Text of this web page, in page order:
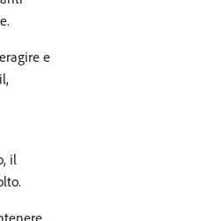
e
il